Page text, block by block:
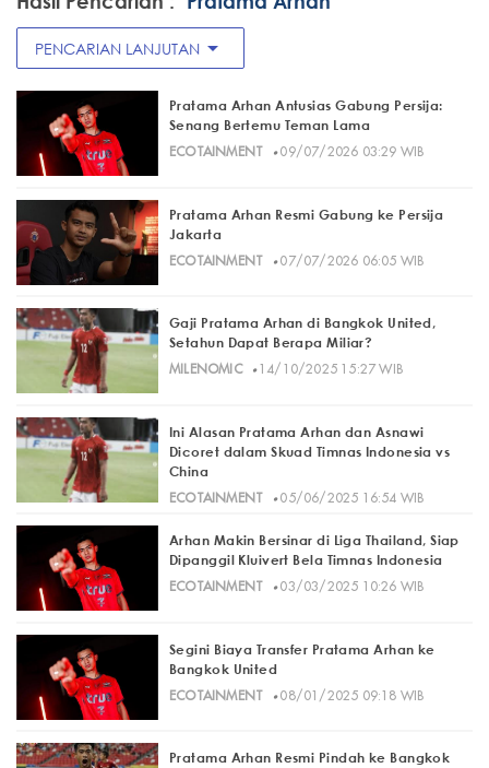
PENCARIAN LANJUTAN arrow_drop_down
Pratama Arhan Antusias Gabung Persija:
Senang Bertemu Teman Lama
ECOTAINMENT
· 09/07/2026 03:29 WIB
Pratama Arhan Resmi Gabung ke Persija
Jakarta
ECOTAINMENT
· 07/07/2026 06:05 WIB
Gaji Pratama Arhan di Bangkok United,
Setahun Dapat Berapa Miliar?
MILENOMIC· 14/10/2025 15:27 WIB
Ini Alasan Pratama Arhan dan Asnawi
Dicoret dalam Skuad Timnas Indonesia vs
China
ECOTAINMENT
· 05/06/2025 16:54 WIB
Arhan Makin Bersinar di Liga Thailand, Siap
Dipanggil Kluivert Bela Timnas Indonesia
ECOTAINMENT
· 03/03/2025 10:26 WIB
Segini Biaya Transfer Pratama Arhan ke
Bangkok United
ECOTAINMENT
· 08/01/2025 09:18 WIB
Pratama Arhan Resmi Pindah ke Bangkok